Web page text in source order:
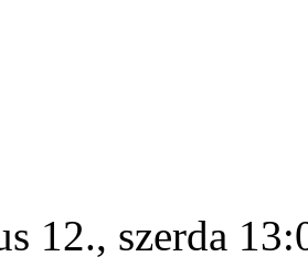
12., szerda